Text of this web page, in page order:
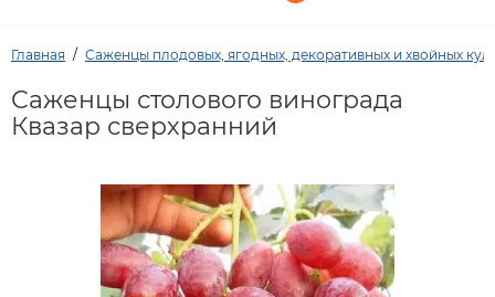
Главная Саженцы плодовых, ягодных, декоративных и хвойных
Саженцы столового винограда
Квазар сверхранний